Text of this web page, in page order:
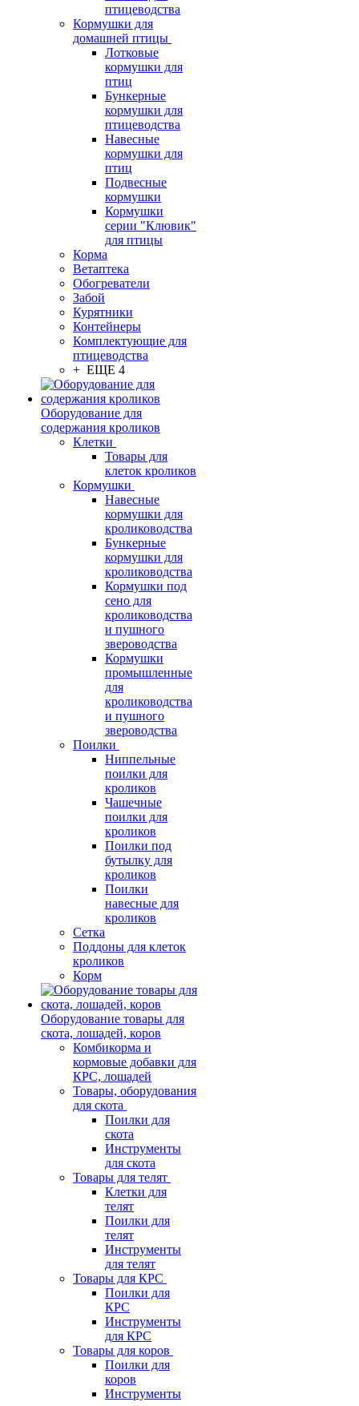
птицеводства
Кормушки для
домашней птицы
Лотковые
кормушки для
птиц
Бункерные
кормушки для
птицеводства
Навесные
кормушки для
птиц
Подвесные
кормушки
Кормушки
серии "Клювик"
для птицы
Корма
Ветаптека
Обогреватели
Забой
Курятники
Контейнеры
Комплектующие для
птицеводства
+ ЕЩЕ 4
Оборудование для
содержания кроликов
Клетки
Товары для
клеток кроликов
Кормушки
Навесные
кормушки для
кролиководства
Бункерные
кормушки для
кролиководства
Кормушки под
сено для
кролиководства
и пушного
звероводства
Кормушки
промышленные
для
кролиководства
и пушного
звероводства
Поилки
Ниппельные
поилки для
кроликов
Чашечные
поилки для
кроликов
Поилки под
бутылку для
кроликов
Поилки
навесные для
кроликов
Сетка
Поддоны для клеток
кроликов
Корм
Оборудование товары для
скота, лошадей, коров
Комбикорма и
кормовые добавки для
КРС, лошадей
Товары, оборудования
для скота
Поилки для
скота
Инструменты
для скота
Товары для телят
Клетки для
телят
Поилки для
телят
Инструменты
для телят
Товары для КРС
Поилки для
КРС
Инструменты
для КРС
Товары для коров
Поилки для
коров
Инструменты